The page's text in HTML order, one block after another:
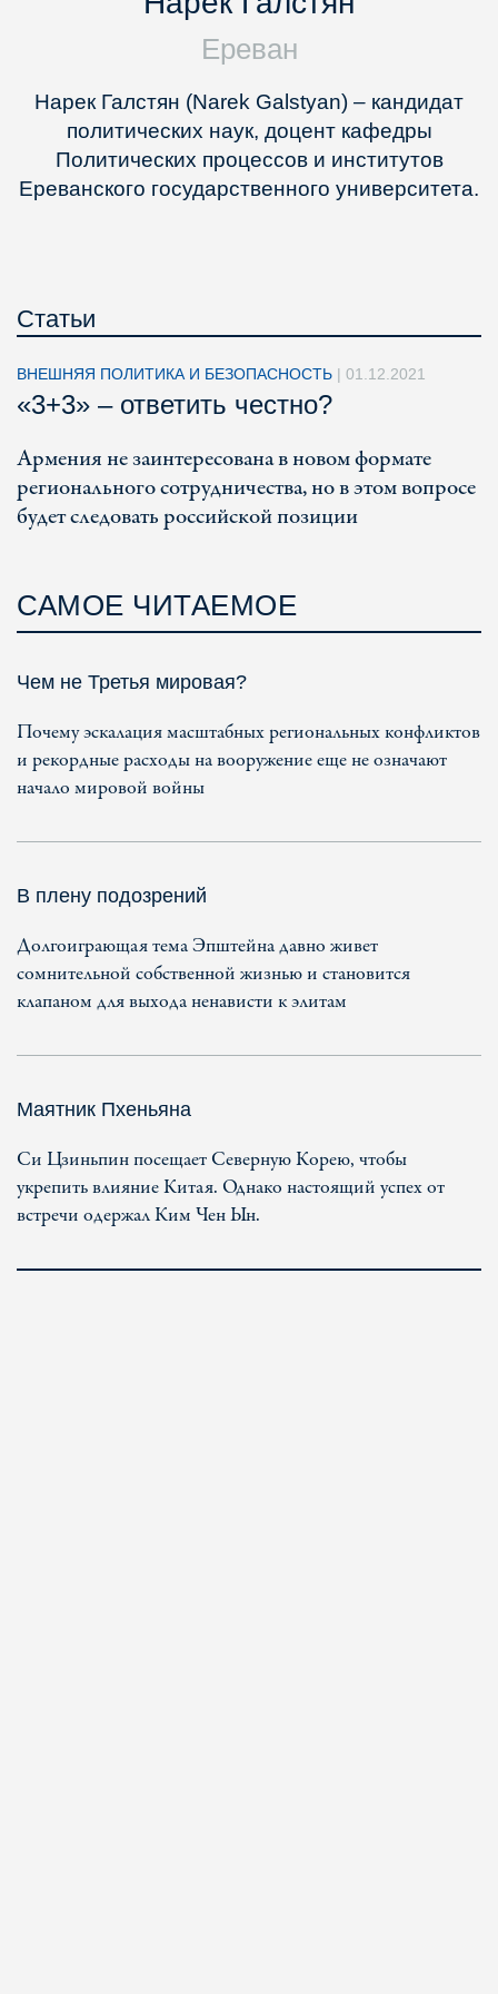
Ереван
Нарек Галстян (Narek Galstyan) – кандидат
политических наук, доцент кафедры
Политических процессов и институтов
Ереванского государственного университета.
Статьи
ВНЕШНЯЯ ПОЛИТИКА И БЕЗОПАСНОСТЬ | 01.12.2021
«3+3» – ответить честно?
Армения не заинтересована в новом формате
регионального сотрудничества, но в этом вопросе
будет следовать российской позиции
САМОЕ ЧИТАЕМОЕ
Чем не Третья мировая?
Почему эскалация масштабных региональных конфликтов
и рекордные расходы на вооружение еще не означают
начало мировой войны
В плену подозрений
Долгоиграющая тема Эпштейна давно живет
сомнительной собственной жизнью и становится
клапаном для выхода ненависти к элитам
Маятник Пхеньяна
Си Цзиньпин посещает Северную Корею, чтобы
укрепить влияние Китая. Однако настоящий успех от
встречи одержал Ким Чен Ын.